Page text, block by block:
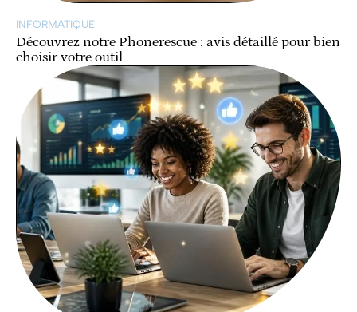
INFORMATIQUE
Découvrez notre Phonerescue : avis détaillé pour bien
choisir votre outil